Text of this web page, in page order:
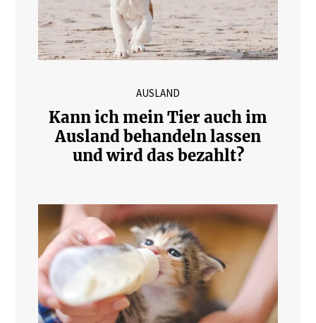
AUSLAND
Kann ich mein Tier auch im
Ausland behandeln lassen
und wird das bezahlt?